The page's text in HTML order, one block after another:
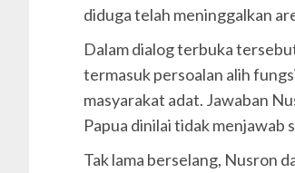
diduga telah meninggalkan
Dalam dialog terbuka
termasuk persoalan alih
masyarakat adat. Jawaban
Papua dinilai tidak menjawab
Tak lama berselang, Nusron